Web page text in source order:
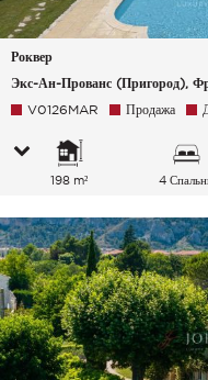
Роквер
Экс-Ан-Прованс (Пригород),
V0126MAR Продажа
198 m² 4